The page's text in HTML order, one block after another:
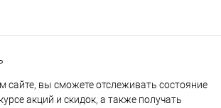
сайте, вы сможете отслеживать состояние
акций и скидок, а также получать